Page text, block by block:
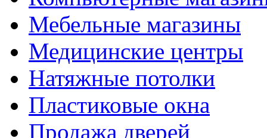
Мебельные магазины
Медицинские центры
Натяжные потолки
Пластиковые окна
Продажа дверей